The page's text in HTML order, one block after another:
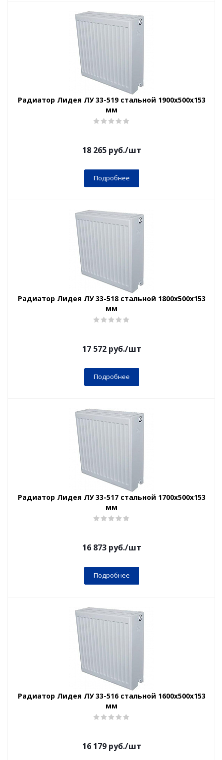
Радиатор Лидея ЛУ 33-519 стальной 1900x500x153
мм
18 265руб./шт
Подробнее
Радиатор Лидея ЛУ 33-518 стальной 1800x500x153
мм
17 572руб./шт
Подробнее
Радиатор Лидея ЛУ 33-517 стальной 1700x500x153
мм
16 873руб./шт
Подробнее
Радиатор Лидея ЛУ 33-516 стальной 1600x500x153
мм
16 179руб./шт